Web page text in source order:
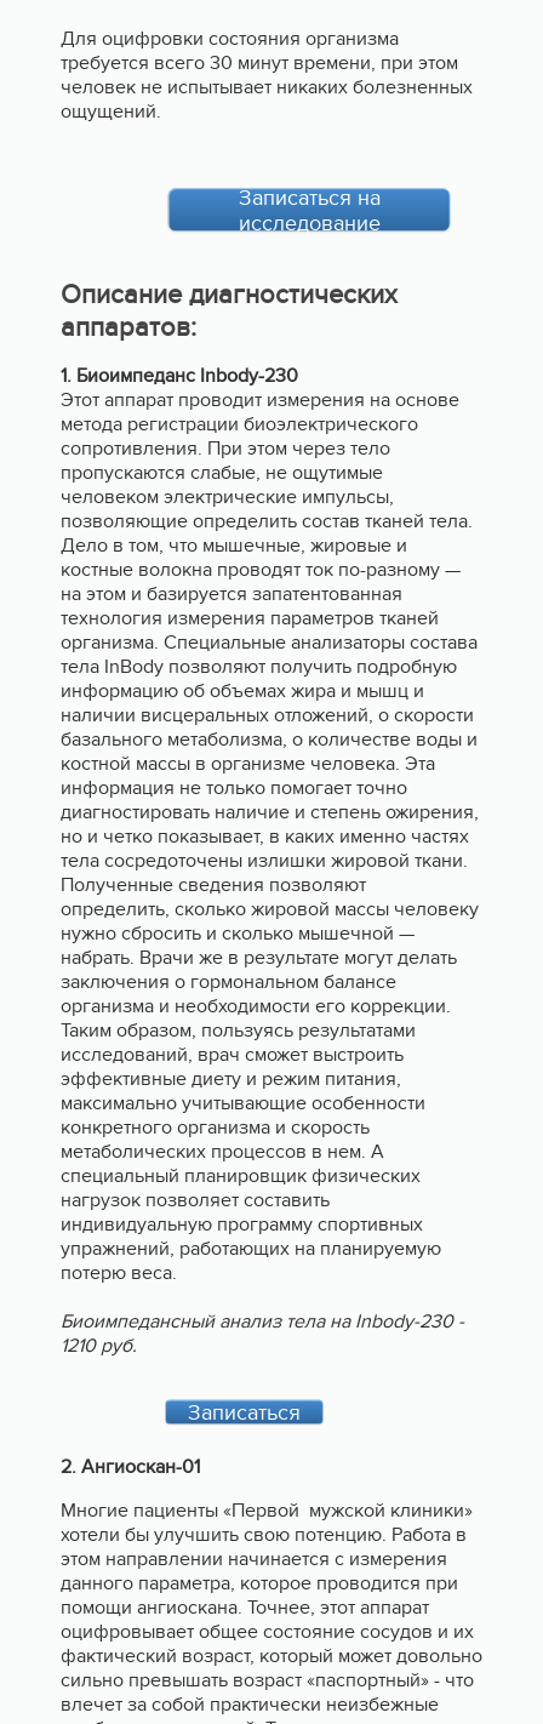
Для оцифровки состояния организма
требуется всего 30 минут времени, при этом
человек не испытывает никаких болезненных
ощущений.
Записаться на
исследование
Описание диагностических
аппаратов:
1. Биоимпеданс Inbody-230
Этот аппарат проводит измерения на основе
метода регистрации биоэлектрического
сопротивления. При этом через тело
пропускаются слабые, не ощутимые
человеком электрические импульсы,
позволяющие определить состав тканей тела.
Дело в том, что мышечные, жировые и
костные волокна проводят ток по-разному —
на этом и базируется запатентованная
технология измерения параметров тканей
организма. Специальные анализаторы состава
тела InBody позволяют получить подробную
информацию об объемах жира и мышц и
наличии висцеральных отложений, о скорости
базального метаболизма, о количестве воды и
костной массы в организме человека. Эта
информация не только помогает точно
диагностировать наличие и степень ожирения,
но и четко показывает, в каких именно частях
тела сосредоточены излишки жировой ткани.
Полученные сведения позволяют
определить, сколько жировой массы человеку
нужно сбросить и сколько мышечной —
набрать. Врачи же в результате могут делать
заключения о гормональном балансе
организма и необходимости его коррекции.
Таким образом, пользуясь результатами
исследований, врач сможет выстроить
эффективные диету и режим питания,
максимально учитывающие особенности
конкретного организма и скорость
метаболических процессов в нем. А
специальный планировщик физических
нагрузок позволяет составить
индивидуальную программу спортивных
упражнений, работающих на планируемую
потерю веса.
Биоимпедансный анализ тела на Inbody-230 -
1210 руб.
Записаться
2. Ангиоскан-01
Многие пациенты «Первой мужской клиники»
хотели бы улучшить свою потенцию. Работа в
этом направлении начинается с измерения
данного параметра, которое проводится при
помощи ангиоскана. Точнее, этот аппарат
оцифровывает общее состояние сосудов и их
фактический возраст, который может довольно
сильно превышать возраст «паспортный» - что
влечет за собой практически неизбежные